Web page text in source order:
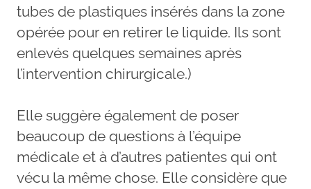
tubes de plastiques insérés dans la zone
opérée pour en retirer le liquide. Ils sont
enlevés quelques semaines après
l’intervention chirurgicale.)
Elle suggère également de poser
beaucoup de questions à l’équipe
médicale et à d’autres patientes qui ont
vécu la même chose. Elle considère que